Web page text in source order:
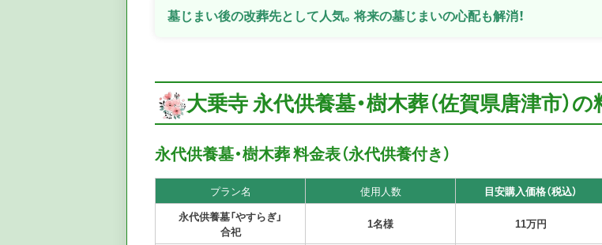
墓じまい後の改葬先として人気。将来の墓じまいの心配も解消！
大乗寺 永代供養墓・樹木葬（佐賀県唐津市）
永代供養墓・樹木葬 料金表（永代供養付き）
プラン名 使用人数 目安購入価格（税込）
永代供養墓「やすらぎ」
合祀
1名様 11万円